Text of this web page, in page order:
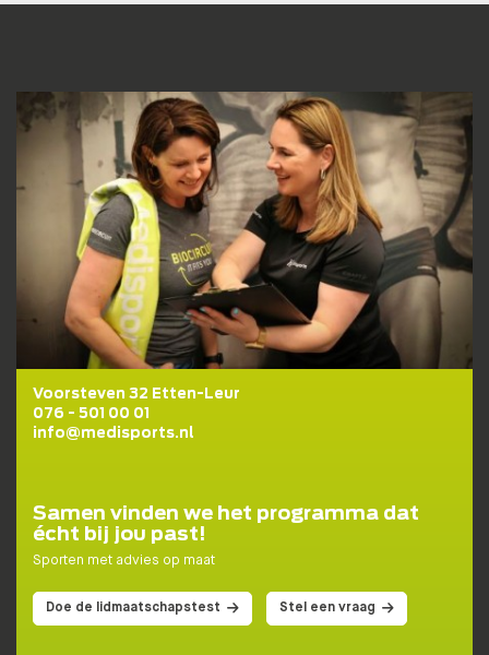
Voorsteven 32 Etten-Leur
076 - 501 00 01
info@medisports.nl
Samen vinden we het programma dat
écht bij jou past!
Sporten met advies op maat
Doe de lidmaatschapstest Stel een vraag
Lidmaatschapstest
BENIEUWD WAT BIJ JE PAST?
Wij helpen je graag naar een fit, gezond en goed
gevoel!